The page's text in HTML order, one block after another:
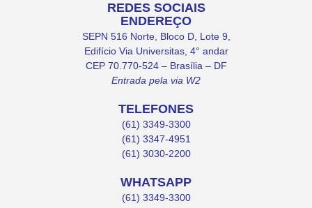
REDES SOCIAIS
ENDEREÇO
SEPN 516 Norte, Bloco D, Lote 9,
Edifício Via Universitas, 4° andar
CEP 70.770-524 – Brasília – DF
Entrada pela via W2
TELEFONES
(61) 3349-3300
(61) 3347-4951
(61) 3030-2200
WHATSAPP
(61) 3349-3300